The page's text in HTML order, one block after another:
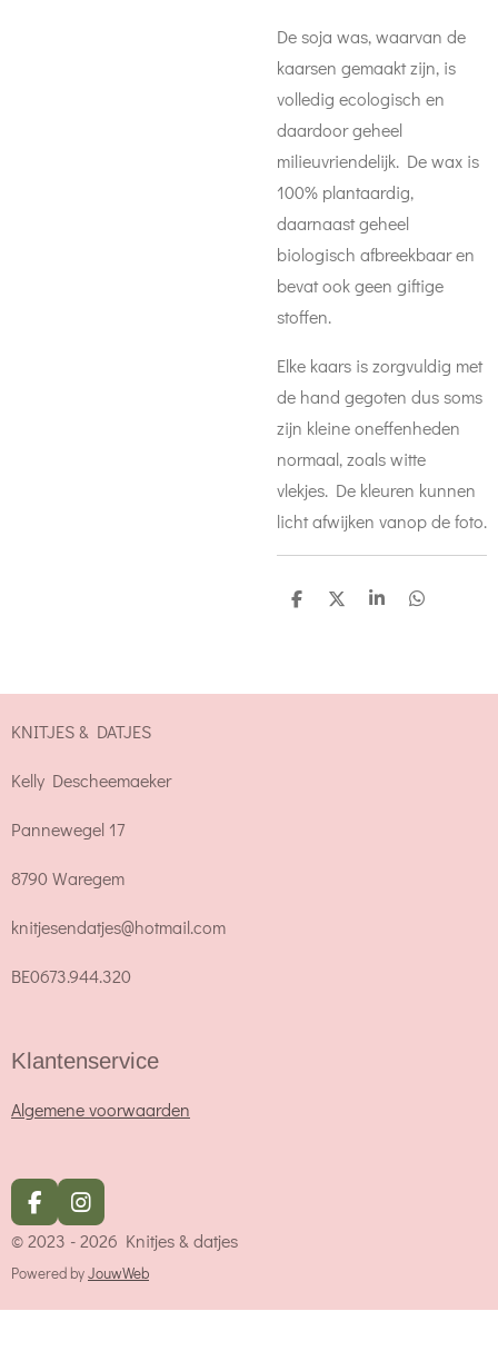
De soja was, waarvan de
kaarsen gemaakt zijn, is
volledig ecologisch en
daardoor geheel
milieuvriendelijk. De wax is
100% plantaardig,
daarnaast geheel
biologisch afbreekbaar en
bevat ook geen giftige
stoffen.
Elke kaars is zorgvuldig met
de hand gegoten dus soms
zijn kleine oneffenheden
normaal, zoals witte
vlekjes. De kleuren kunnen
licht afwijken vanop de foto.
D
D
S
D
KNITJES & DATJES
Kelly Descheemaeker
Pannewegel 17
8790 Waregem
knitjesendatjes@hotmail.com
BE0673.944.320
Klantenservice
Algemene voorwaarden
F
a
c
e
o
I
n
s
t
g
© 2023 - 2026 Knitjes & datjes
Powered byJouwWeb